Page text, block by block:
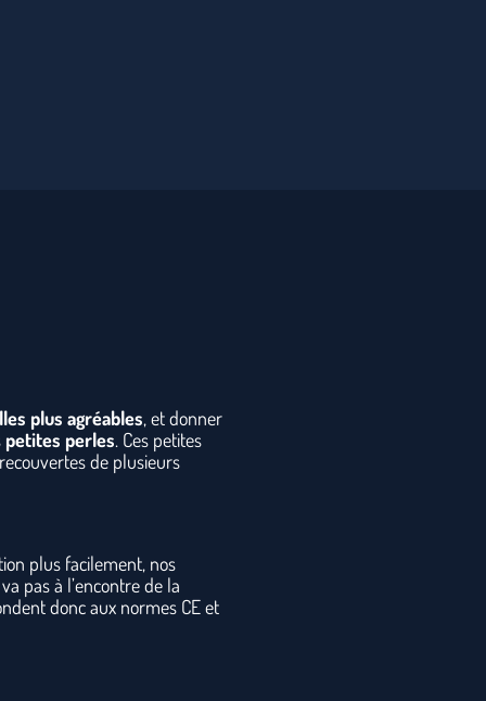
plus agréables, et donner
petites perles. Ces petites
de plusieurs
plus facilement, nos
pas à l’encontre de la
donc aux normes CE et